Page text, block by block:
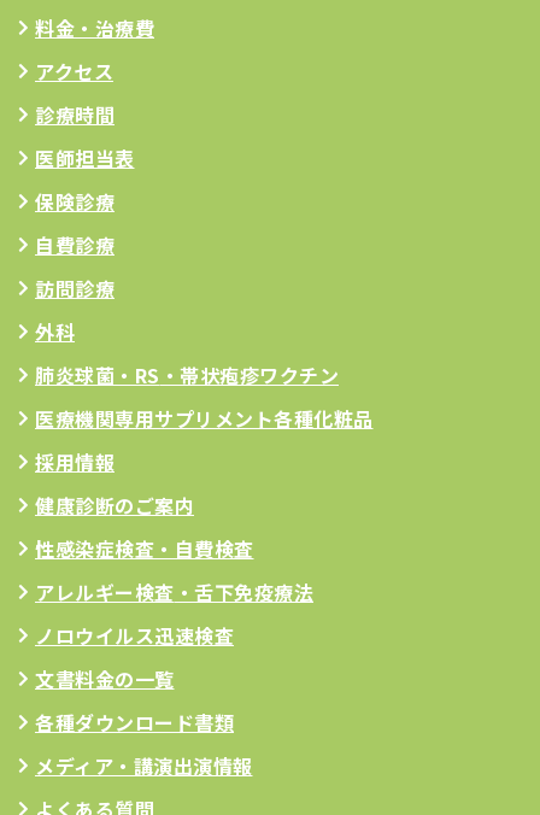
料金・治療費
アクセス
診療時間
医師担当表
保険診療
自費診療
訪問診療
外科
肺炎球菌・RS ・帯状疱疹ワクチン
医療機関専用サプリメント各種化粧品
採用情報
健康診断のご案内
性感染症検査・自費検査
アレルギー検査 ・舌下免疫療法
ノロウイルス迅速検査
文書料金の一覧
各種ダウンロード書類
メディア・講演出演情報
よくある質問